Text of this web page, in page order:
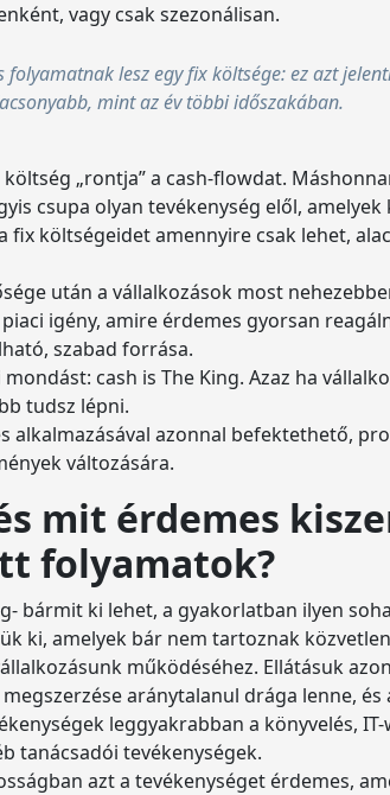
vagy csak szezonálisan.
folyamatnak lesz egy fix költsége: ez azt
mint az év többi időszakában.
költség „rontja” a cash-flowdat.
csupa olyan tevékenység elől,
fix költségeidet amennyire csak lehet,
után a vállalkozások most
igény, amire érdemes gyorsan
szabad forrása.
mondást: cash is The King. Azaz ha
tudsz lépni.
alkalmazásával azonnal befektethető,
változására.
mit érdemes
folyamatok?
bármit ki lehet, a gyakorlatban ilyen
ki, amelyek bár nem tartoznak
működéséhez. Ellátásuk
aránytalanul drága lenne,
leggyakrabban a könyvelés,
tanácsadói tevékenységek.
azt a tevékenységet érdemes,